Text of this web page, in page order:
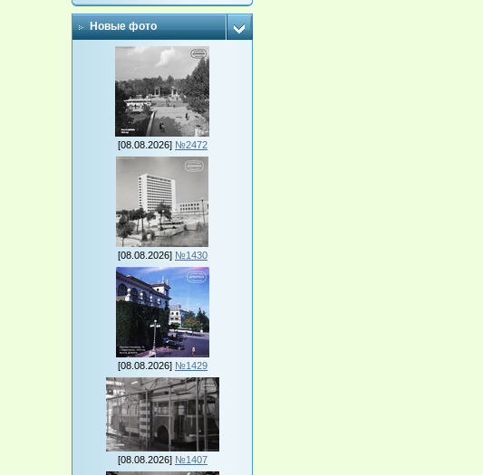
Новые фото
[08.08.2026] №2472
[08.08.2026] №1430
[08.08.2026] №1429
[08.08.2026] №1407